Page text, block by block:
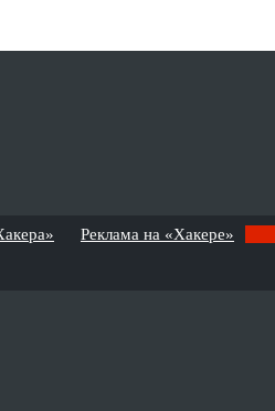
Реклама на «Хакере»